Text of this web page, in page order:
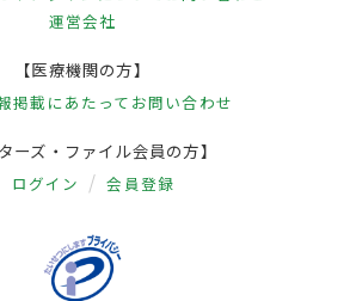
運営会社
【医療機関の方】
掲載にあたって お問い合わせ
ターズ・ファイル会員の方】
ログイン 会員登録